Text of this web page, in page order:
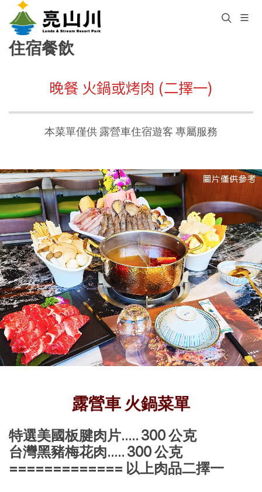
住宿餐飲
晚餐 火鍋或烤肉 (二擇一)
本菜單僅供 露營車住宿遊客 專屬服務
露營車 火鍋菜單
特選美國板腱肉片..... 300 公克
台灣黑豬梅花肉..... 300 公克
============= 以上肉品二擇一